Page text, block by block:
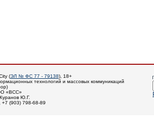
(ЭЛ № ФС 77 - 79138), 18+
технологий и массовых коммуникаций
«ВСС»
Ю.Г.
, +7 (903) 798-68-89